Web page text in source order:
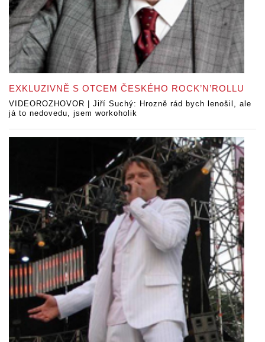
EXKLUZIVNĚ S OTCEM ČESKÉHO ROCK’N’ROLLU
VIDEOROZHOVOR | Jiří Suchý: Hrozně rád bych lenošil, ale
já to nedovedu, jsem workoholik